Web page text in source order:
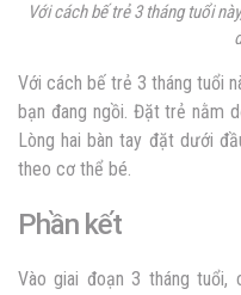
Với cách bế trẻ 3 tháng tuổi
Với cách bế trẻ 3 tháng tuổi
bạn đang ngồi. Đặt trẻ nằm
Lòng hai bàn tay đặt dưới
theo cơ thể bé.
Phần kết
Vào giai đoạn 3 tháng